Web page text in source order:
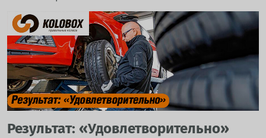
Результат: «Удовлетворительно»